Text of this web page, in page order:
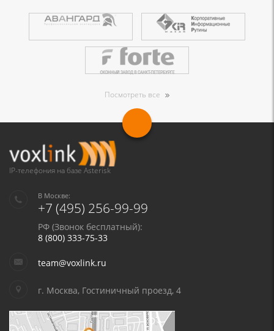
Посмотреть все
IP-телефония на базе Asterisk
В Москве:
+7 (495) 256-99-99
РФ (Звонок бесплатный):
8 (800) 333-75-33
team@voxlink.ru
г. Москва, Гостиничный проезд, 4